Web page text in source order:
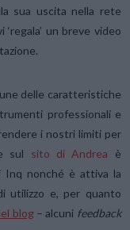
sua uscita nella rete
‘regala’ un breve video
delle caratteristiche
professionali e
i nostri limiti per
sul sito di Andrea è
Inq nonché è attiva la
utilizzo e, per quanto
blog– alcuni feedback